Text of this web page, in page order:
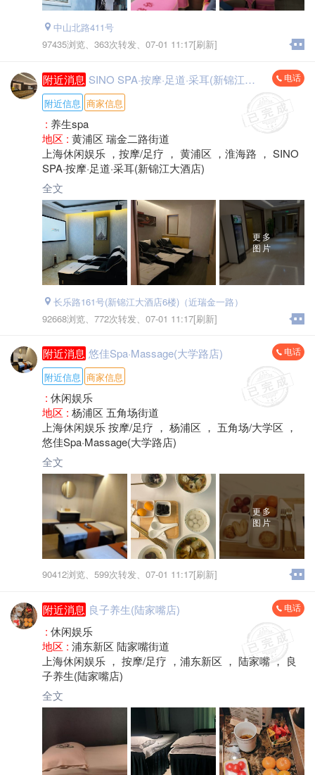
中山北路411号
97435浏览、 363次转发、 07-01 11:17[刷新]
附近消息 SINO SPA·按摩·足道·采耳(新锦江大酒店) 电话
附近信息 商家信息
: 养生spa
地区 : 黄浦区 瑞金二路街道
上海休闲娱乐 ，按摩/足疗 ， 黄浦区 ，淮海路 ， SINO
SPA·按摩·足道·采耳(新锦江大酒店)
全文
更多
图片
长乐路161号(新锦江大酒店6楼)（近瑞金一路）
92668浏览、 772次转发、 07-01 11:17[刷新]
附近消息 悠佳Spa·Massage(大学路店) 电话
附近信息 商家信息
: 休闲娱乐
地区 : 杨浦区 五角场街道
上海休闲娱乐 按摩/足疗 ， 杨浦区 ， 五角场/大学区 ，
悠佳Spa·Massage(大学路店)
全文
更多
图片
90412浏览、 599次转发、 07-01 11:17[刷新]
附近消息 良子养生(陆家嘴店) 电话
: 休闲娱乐
地区 : 浦东新区 陆家嘴街道
上海休闲娱乐 ， 按摩/足疗 ，浦东新区 ， 陆家嘴 ， 良
子养生(陆家嘴店)
全文